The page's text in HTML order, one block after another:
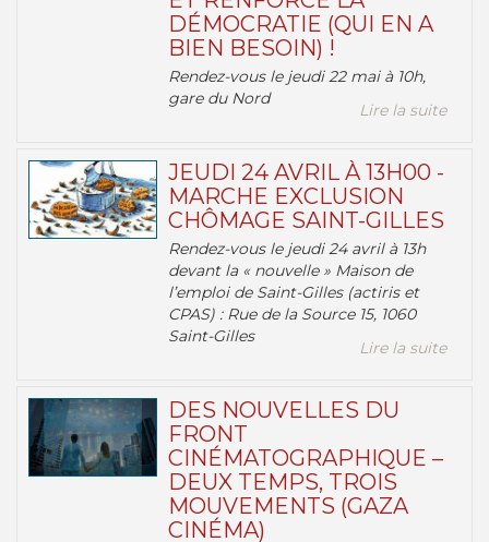
DÉMOCRATIE (QUI EN A
BIEN BESOIN) !
Rendez-vous le jeudi 22 mai à 10h,
gare du Nord
Lire la suite
JEUDI 24 AVRIL À 13H00 -
MARCHE EXCLUSION
CHÔMAGE SAINT-GILLES
Rendez-vous le jeudi 24 avril à 13h
devant la « nouvelle » Maison de
l’emploi de Saint-Gilles (actiris et
CPAS) : Rue de la Source 15, 1060
Saint-Gilles
Lire la suite
DES NOUVELLES DU
FRONT
CINÉMATOGRAPHIQUE –
DEUX TEMPS, TROIS
MOUVEMENTS (GAZA
CINÉMA)